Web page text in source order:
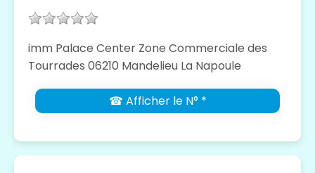
imm Palace Center Zone Commerciale des
Tourrades 06210 Mandelieu La Napoule
☎ Afficher le N° *